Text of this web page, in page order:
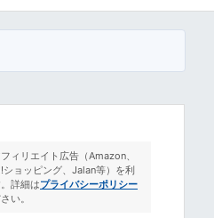
ィリエイト広告（Amazon、
ョッピング、Jalan等）を利
詳細はプライバシーポリシー
い。